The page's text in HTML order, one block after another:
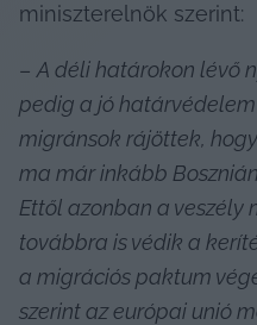
miniszterelnök szerint:
– A déli határokon lévő
pedig a jó határvédelem
migránsok rájöttek,
ma már inkább
Ettől azonban a
továbbra is védik a
a migrációs paktum
szerint az európai unió